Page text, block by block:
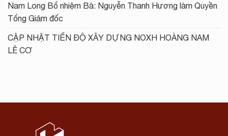
Nam Long Bổ nhiệm Bà: Nguyễn Thanh Hương làm Quyền
Tổng Giám đốc
CẬP NHẬT TIẾN ĐỘ XÂY DỰNG NOXH HOÀNG NAM
LÊ CƠ